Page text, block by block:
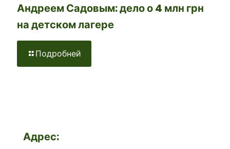
Андреем Садовым: дело о 4 млн грн
на детском лагере
Подробней
Адрес: